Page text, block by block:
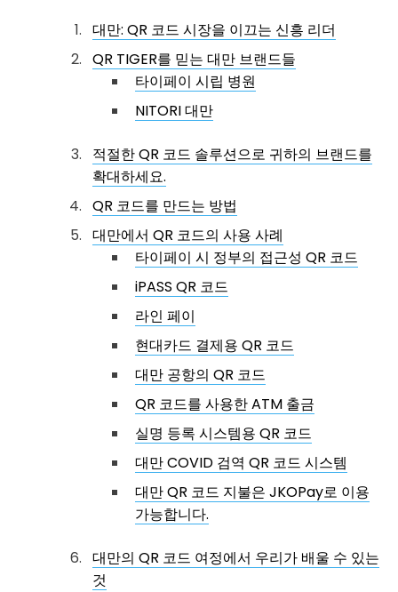
대만: QR 코드 시장을 이끄는 신흥 리더
QR TIGER를 믿는 대만 브랜드들
타이페이 시립 병원
NITORI 대만
적절한 QR 코드 솔루션으로 귀하의 브랜드를
확대하세요.
QR 코드를 만드는 방법
대만에서 QR 코드의 사용 사례
타이페이 시 정부의 접근성 QR 코드
iPASS QR 코드
라인 페이
현대카드 결제용 QR 코드
대만 공항의 QR 코드
QR 코드를 사용한 ATM 출금
실명 등록 시스템용 QR 코드
대만 COVID 검역 QR 코드 시스템
대만 QR 코드 지불은 JKOPay로 이용
가능합니다.
대만의 QR 코드 여정에서 우리가 배울 수 있는
것